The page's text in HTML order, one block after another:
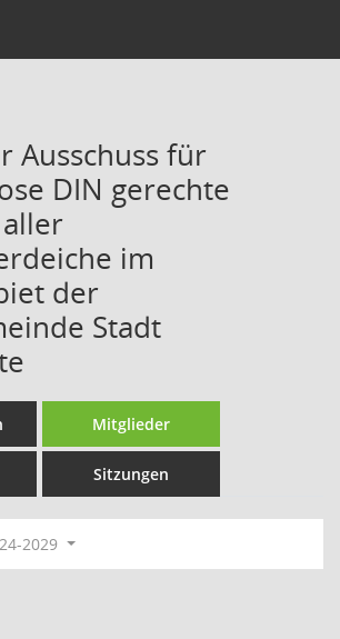
Ausschuss für
DIN gerechte
im
der
Stadt
Mitglieder
Sitzungen
2029